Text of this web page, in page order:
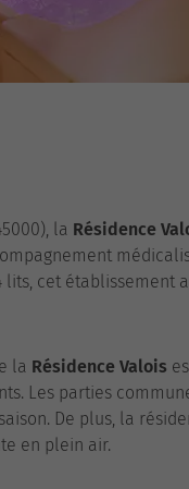
la Résidence
lits, cet établissement
la Résidence Valois
Les parties
De plus, la
en plein air.